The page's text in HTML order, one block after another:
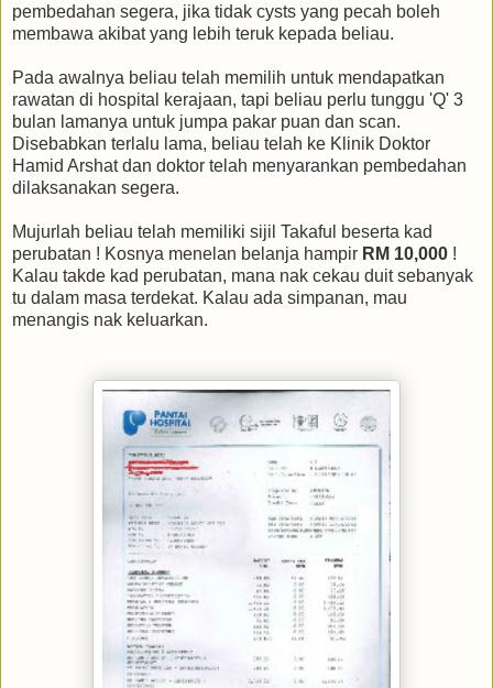
pembedahan segera, jika tidak cysts yang pecah boleh
membawa akibat yang lebih teruk kepada beliau.
Pada awalnya beliau telah memilih untuk mendapatkan
rawatan di hospital kerajaan, tapi beliau perlu tunggu 'Q' 3
bulan lamanya untuk jumpa pakar puan dan scan.
Disebabkan terlalu lama, beliau telah ke Klinik Doktor
Hamid Arshat dan doktor telah menyarankan pembedahan
dilaksanakan segera.
Mujurlah beliau telah memiliki sijil Takaful beserta kad
perubatan ! Kosnya menelan belanja hampir RM 10,000 !
Kalau takde kad perubatan, mana nak cekau duit sebanyak
tu dalam masa terdekat. Kalau ada simpanan, mau
menangis nak keluarkan.